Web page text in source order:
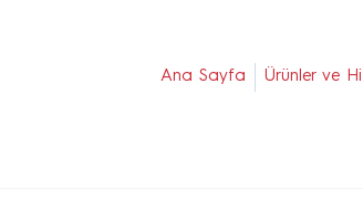
Ana Sayfa Ürünler ve